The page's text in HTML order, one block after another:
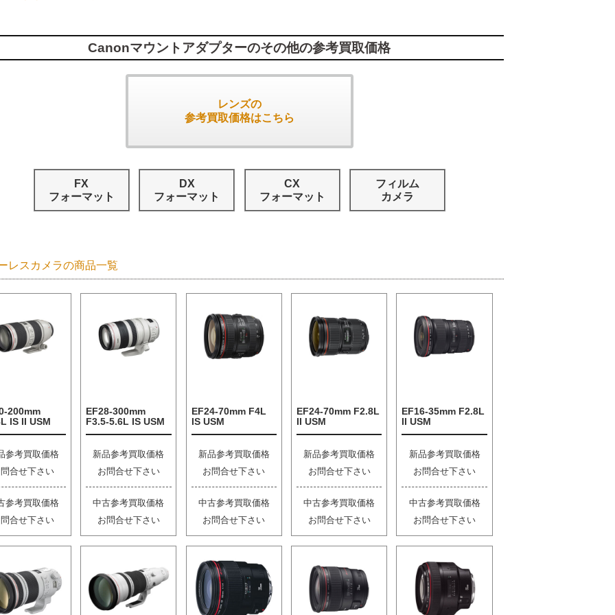
Canonマウントアダプターのその他の参考買取価格
レンズの
参考買取価格はこちら
FX
フォーマット
DX
フォーマット
CX
フォーマット
フィルム
カメラ
レスカメラの商品一覧
200mm
IS II USM
参考買取価格
合せ下さい
参考買取価格
合せ下さい
EF28-300mm
F3.5-5.6L IS USM
新品参考買取価格
お問合せ下さい
中古参考買取価格
お問合せ下さい
EF24-70mm F4L
IS USM
新品参考買取価格
お問合せ下さい
中古参考買取価格
お問合せ下さい
EF24-70mm F2.8L
II USM
新品参考買取価格
お問合せ下さい
中古参考買取価格
お問合せ下さい
EF16-35mm F2.8L
II USM
新品参考買取価格
お問合せ下さい
中古参考買取価格
お問合せ下さい